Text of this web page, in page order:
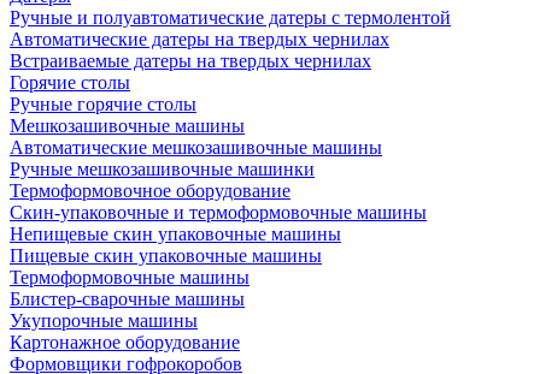
Ручные и полуавтоматические датеры с термолентой
Автоматические датеры на твердых чернилах
Встраиваемые датеры на твердых чернилах
Горячие столы
Ручные горячие столы
Мешкозашивочные машины
Автоматические мешкозашивочные машины
Ручные мешкозашивочные машинки
Термоформовочное оборудование
Скин-упаковочные и термоформовочные машины
Непищевые скин упаковочные машины
Пищевые скин упаковочные машины
Термоформовочные машины
Блистер-сварочные машины
Укупорочные машины
Картонажное оборудование
Формовщики гофрокоробов